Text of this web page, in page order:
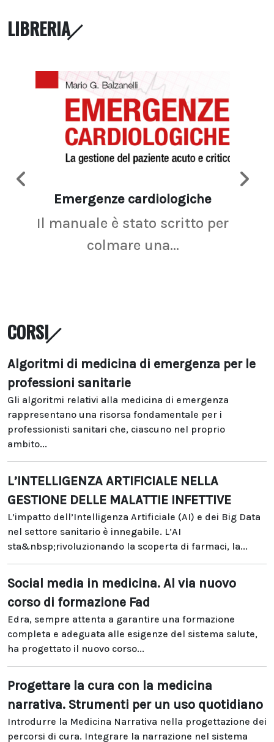
LIBRERIA
Emergenze cardiologiche
Il manuale è stato scritto per
colmare una...
CORSI
Algoritmi di medicina di emergenza per le
professioni sanitarie
Gli algoritmi relativi alla medicina di emergenza
rappresentano una risorsa fondamentale per i
professionisti sanitari che, ciascuno nel proprio
ambito...
L’INTELLIGENZA ARTIFICIALE NELLA
GESTIONE DELLE MALATTIE INFETTIVE
L’impatto dell’Intelligenza Artificiale (AI) e dei Big Data
nel settore sanitario è innegabile. L’AI
sta&nbsp;rivoluzionando la scoperta di farmaci, la...
Social media in medicina. Al via nuovo
corso di formazione Fad
Edra, sempre attenta a garantire una formazione
completa e adeguata alle esigenze del sistema salute,
ha progettato il nuovo corso...
Progettare la cura con la medicina
narrativa. Strumenti per un uso quotidiano
Introdurre la Medicina Narrativa nella progettazione dei
percorsi di cura. Integrare la narrazione nel sistema